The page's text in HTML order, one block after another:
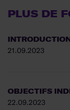
PLUS DE
21.09.2023
OBJECTIFS
22.09.2023